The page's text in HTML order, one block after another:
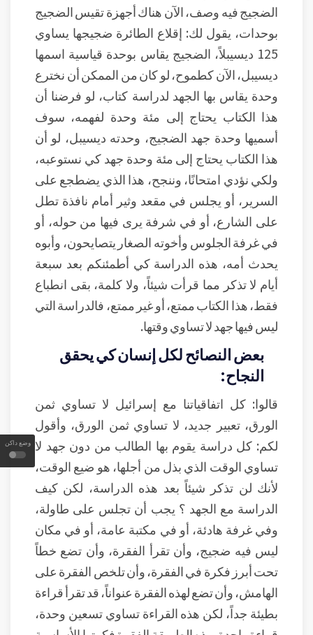
وضع داكن
الضجيج فيه وصف، الآن هناك أجهزة تقيس الضجيج
بوحدات، يقول لك: إقلاع الطائرة ضجيجها يساوي
125 ديسيبلاً، الضجيج يقاس بوحدة قياسية اسمها
ديسيبل، الآن كطموح، لو كان من الممكن أن نخترع
وحدة يقاس بها الجهد لدراسة كتاب، لو فرضنا أن
هذا الكتاب يحتاج إلى مئة وحدة لفهمه، سوف
أسميها وحدة جهد الضجيج، وحدته ديسيبل، لو أن
هذا الكتاب يحتاج إلى مئة وحدة جهد كي نستوعبه،
ولكي نؤدي امتحانًا، وننجح، هذا الذي يضطجع على
السرير، أو يجلس في مقعد وثير أمام نافذة تطل
على الشارع، أو في شرفة يرى فيها من حوله، أو
في غرفة الجلوس وأخوته الصغار يتصايحون، وأبوه
يحدث أمه، هذه الدراسة كي أطمئنكم بعد سبعة
أيام لا تذكر مما قرأت شيئاً، ولا كلمة، بقى انطباع
فقط، هذا الكتاب ممتع، أو غير ممتع، فالدراسة التي
ليس فيها جهد لا تساوي وقتها.
بعض النصائح لكل إنسان كي يحقق
النجاح:
قالوا: كل اتفاقياتنا مع إسرائيل لا تساوي ثمن
الورق، تعبير جديد، لا تساوي ثمن الورق، وأقول
لكم: كل دراسة يقوم بها الطالب من دون جهد لا
تساوي الوقت الذي بذل من أجلها، هو ضيع الوقت،
لأنك لن تذكر شيئاً بعد هذه الدراسة، لكن كيف
الدراسة مع الجهد ؟ يجب أن تجلس على طاولة،
وفي غرفة هادئة، أو في مكتبة عامة، أو في مكان
ليس فيه ضجيج، وأن تقرأ الفقرة، وأن تضع خطاً
تحت أبرز فكرة في الفقرة، وأن تلخص الفقرة على
الهامش، وأن تضع لهذه الفقرة عنواناً، قد تقرأ قراءة
بطيئة جداً، لكن هذه القراءة تساوي تسعين وحدة،